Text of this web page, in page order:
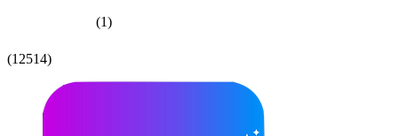
(1)
(12514)